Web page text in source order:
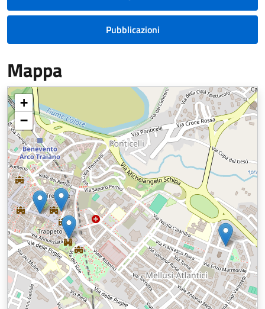
Pubblicazioni
Mappa
+
−